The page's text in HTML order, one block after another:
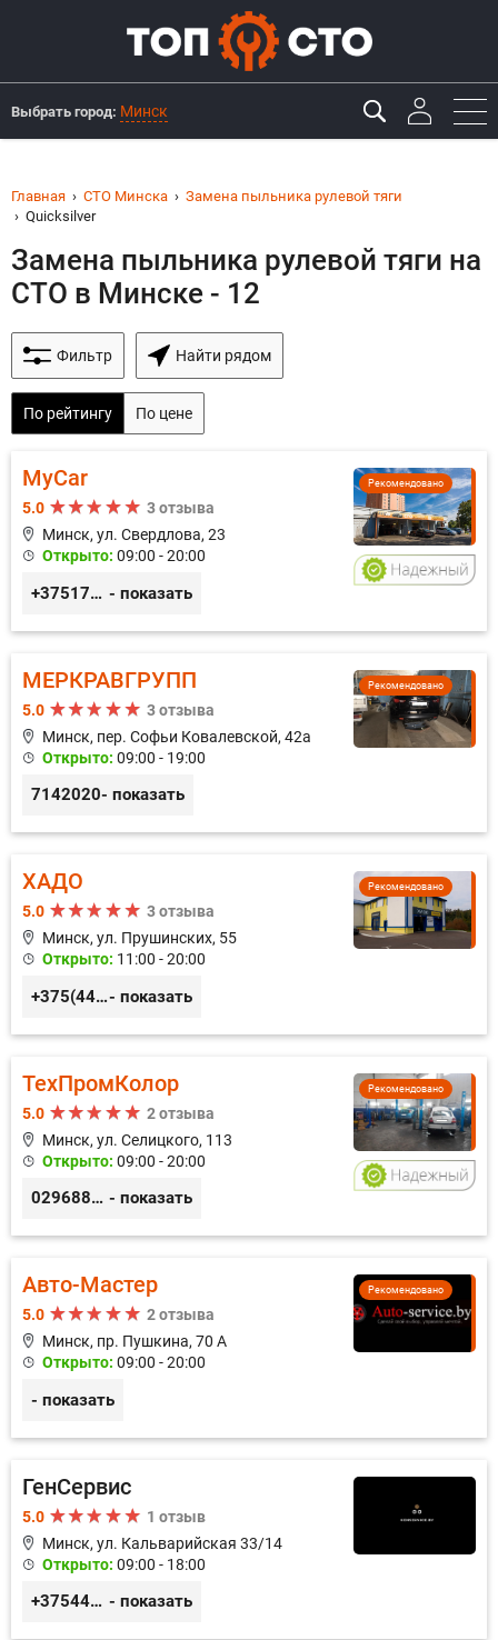
Выбрать город: Минск
Главная СТО Минска
Замена пыльника рулевой тяги
Quicksilver
Замена пыльника рулевой тяги на
СТО в Минске - 12
Фильтр Найти рядом
По рейтингу По цене
Рекомендовано
MyCar
5.0
3 отзыва
Минск, ул. Свердлова, 23
Открыто: 09:00 - 20:00
+375173212443 - показать
Рекомендовано
МЕРКРАВГРУПП
5.0
3 отзыва
Минск, пер. Софьи Ковалевской, 42а
Открыто: 09:00 - 19:00
7142020- показать
Рекомендовано
ХАДО
5.0
3 отзыва
Минск, ул. Прушинских, 55
Открыто: 11:00 - 20:00
+375(44) 559-27-77- показать
Рекомендовано
ТехПромКолор
5.0
2 отзыва
Минск, ул. Селицкого, 113
Открыто: 09:00 - 20:00
0296889898 - показать
Рекомендовано
Авто-Мастер
5.0
2 отзыва
Минск, пр. Пушкина, 70 А
Открыто: 09:00 - 20:00
- показать
ГенСервис
5.0
1 отзыв
Минск, ул. Кальварийская 33/14
Открыто: 09:00 - 18:00
+375444649592 - показать